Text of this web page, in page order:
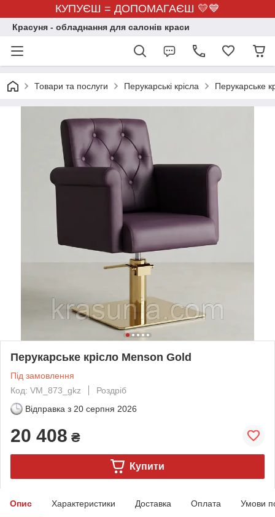
КУПУЄШ = ДОПОМАГАЄШ 💛💙
Красуня - обладнання для салонів краси
Товари та послуги Перукарські крісла Перукарське
Перукарське крісло Menson Gold
Під замовлення
Код: VM_873_gkz
Роздріб
Відправка з 20 серпня 2026
20 408 ₴
Купити
Опис Характеристики Доставка Оплата Умови